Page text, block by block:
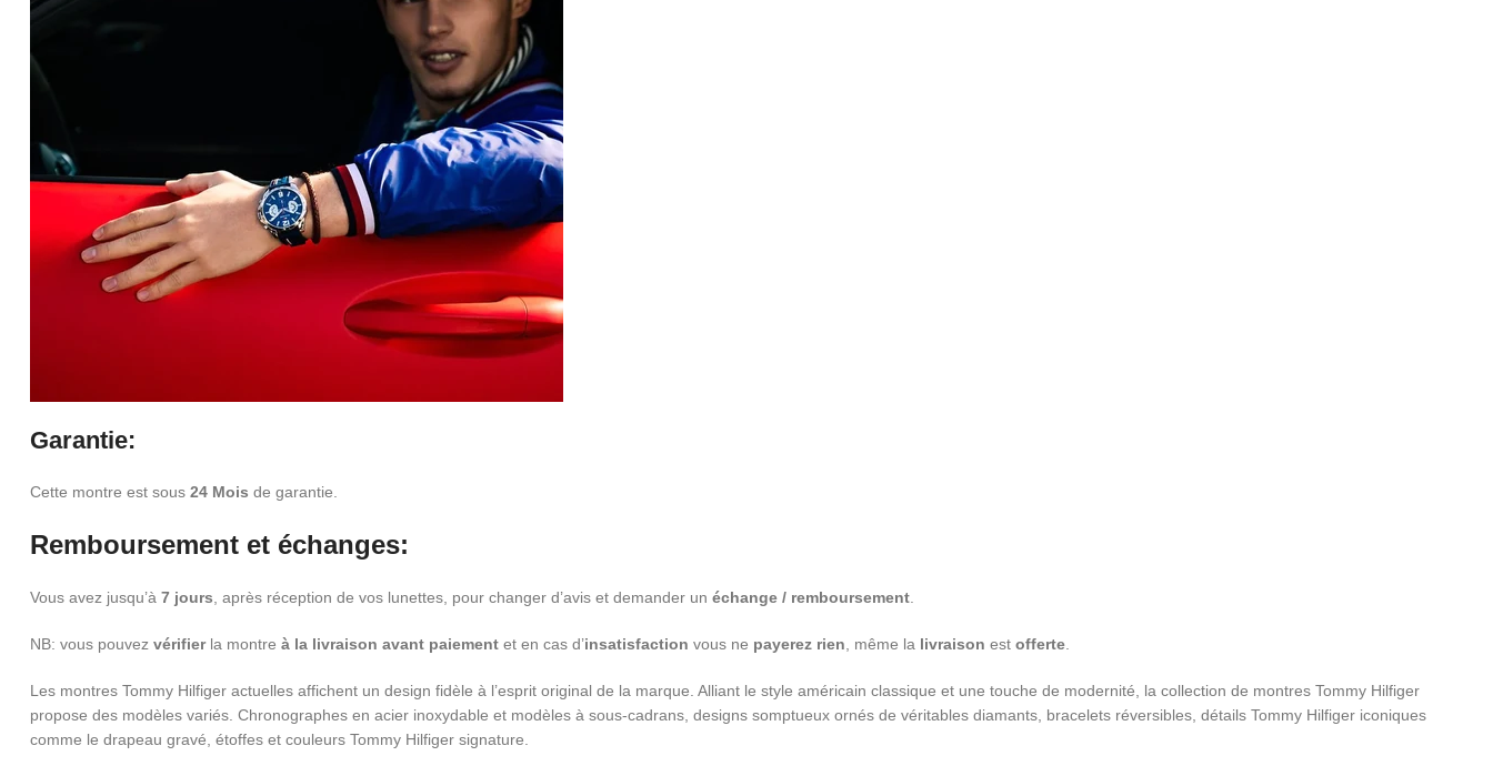
Garantie:
Cette montre est sous 24 Mois de garantie.
Remboursement et échanges:
Vous avez jusqu’à 7 jours , après réception de vos lunettes, pour changer d’avis et demander un échange / remboursement
NB: vous pouvez vérifierla montre à la livraison avant paiement et en cas d’insatisfaction vous ne payerez rien , même la livraison est offerte
Les montres Tommy Hilfiger actuelles affichent un design fidèle à l’esprit original de la marque. Alliant le style américain classique et une touche de modernité, la collection de montres Tommy Hilfiger
propose des modèles variés. Chronographes en acier inoxydable et modèles à sous-cadrans, designs somptueux ornés de véritables diamants, bracelets réversibles, détails Tommy Hilfiger iconiques
comme le drapeau gravé, étoffes et couleurs Tommy Hilfiger signature.